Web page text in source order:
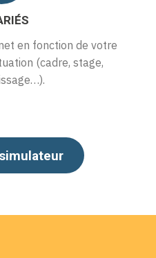
PARTIEL
percevoir en tant
tant qu’employeur ?